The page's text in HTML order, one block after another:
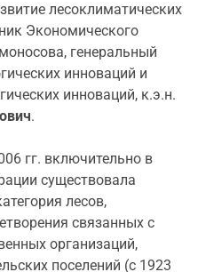
лесоклиматических
Экономического
генеральный
инноваций и
инноваций, к.э.н.
.
гг. включительно в
существовала
лесов,
связанных с
организаций,
поселений (с 1923